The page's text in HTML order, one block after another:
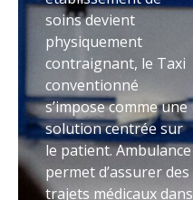
soins devient
physiquement
contraignant, le Taxi
conventionné
s’impose comme une
solution centrée sur
le patient. Ambulance
permet d’assurer des
trajets médicaux dans